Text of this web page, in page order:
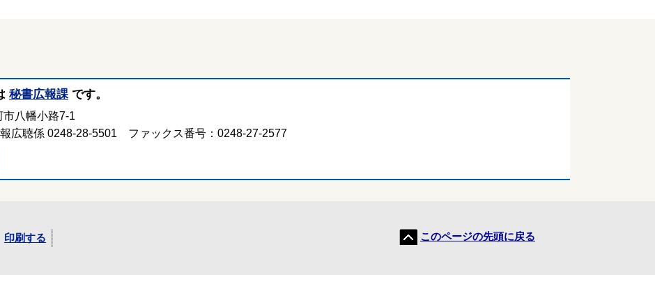
秘書広報課 です。
八幡小路7-1
広聴係 0248-28-5501 ファックス番号：0248-27-2577
印刷する このページの先頭に戻る